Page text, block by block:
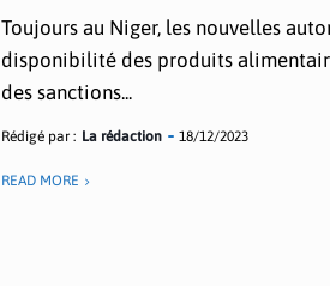
Toujours au Niger, les nouvelles
disponibilité des produits
des sanctions...
Rédigé par : La rédaction 18/12/2023
READ MORE